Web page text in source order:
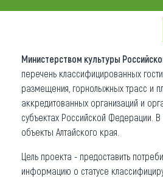
Карта
Что привезти (сувениры)
О регионе
Коллекция впечатлений
Другие рубрики
Министерством культуры
перечень классифицированных
размещения, горнолыжных трасс и
аккредитованных организаций и
субъектах Российской Федерации.
объекты Алтайского края.
Цель проекта - предоставить
информацию о статусе